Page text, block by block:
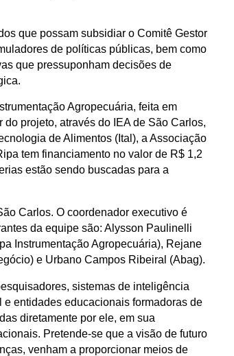
que possam subsidiar o Comitê Gestor
de políticas públicas, bem como
que pressuponham decisões de
Agropecuária, feita em
projeto, através do IEA de São Carlos,
de Alimentos (Ital), a Associação
tem financiamento no valor de R$ 1,2
estão sendo buscadas para a
Carlos. O coordenador executivo é
da equipe são: Alysson Paulinelli
Instrumentação Agropecuária), Rejane
e Urbano Campos Ribeiral (Abag).
sistemas de inteligência
entidades educacionais formadoras de
diretamente por ele, em sua
Pretende-se que a visão de futuro
venham a proporcionar meios de